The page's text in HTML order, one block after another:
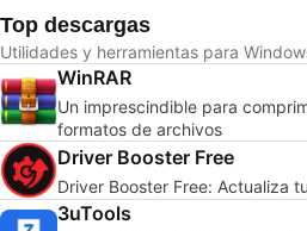
Top descargas
Utilidades y herramientas para
WinRAR
Un imprescindible para
formatos de archivos
Driver Booster Free
Driver Booster Free: Actualiza
3uTools